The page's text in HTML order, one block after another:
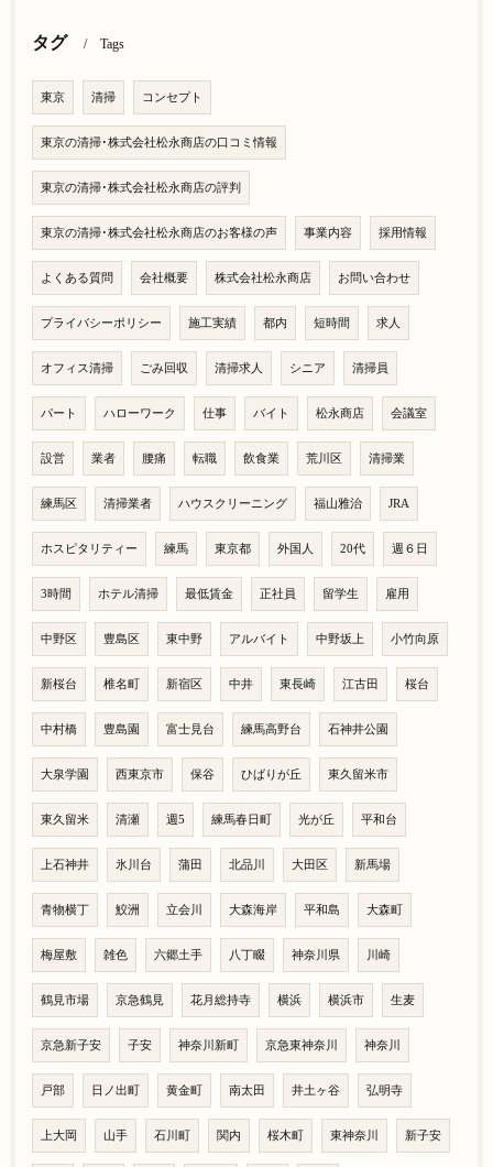
タグ Tags
東京 清掃 コンセプト
東京の清掃･株式会社松永商店の口コミ情報
東京の清掃･株式会社松永商店の評判
東京の清掃･株式会社松永商店のお客様の声 事業内容 採用情報
よくある質問 会社概要 株式会社松永商店 お問い合わせ
プライバシーポリシー 施工実績 都内 短時間 求人
オフィス清掃 ごみ回収 清掃求人 シニア 清掃員
パート ハローワーク 仕事 バイト 松永商店 会議室
設営 業者 腰痛 転職 飲食業 荒川区 清掃業
練馬区 清掃業者 ハウスクリーニング 福山雅治 JRA
ホスピタリティー 練馬 東京都 外国人 20代 週６日
3時間 ホテル清掃 最低賃金 正社員 留学生 雇用
中野区 豊島区 東中野 アルバイト 中野坂上 小竹向原
新桜台 椎名町 新宿区 中井 東長崎 江古田 桜台
中村橋 豊島園 富士見台 練馬高野台 石神井公園
大泉学園 西東京市 保谷 ひばりが丘 東久留米市
東久留米 清瀬 週5 練馬春日町 光が丘 平和台
上石神井 氷川台 蒲田 北品川 大田区 新馬場
青物横丁 鮫洲 立会川 大森海岸 平和島 大森町
梅屋敷 雑色 六郷土手 八丁畷 神奈川県 川崎
鶴見市場 京急鶴見 花月総持寺 横浜 横浜市 生麦
京急新子安 子安 神奈川新町 京急東神奈川 神奈川
戸部 日ノ出町 黄金町 南太田 井土ヶ谷 弘明寺
上大岡 山手 石川町 関内 桜木町 東神奈川 新子安